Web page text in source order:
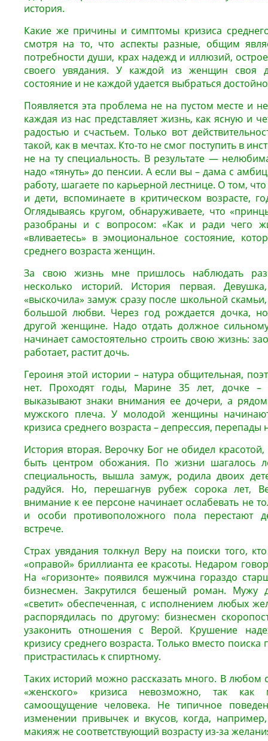
история.
Какие же причины и симптомы кризиса
смотря на то, что аспекты разные, общим
потребности души, крах надежд и иллюзий,
своего увядания. У каждой из женщин своя
состояние и не каждой удается выбраться
Появляется эта проблема не на пустом месте и
каждая из нас представляет жизнь, как ясную и
радостью и счастьем. Только вот
такой, как в мечтах. Кто-то не смог поступить в
не на ту специальность. В результате —
надо «тянуть» до пенсии. А если вы – дама с
работу, шагаете по карьерной лестнице. О том,
и дети, вспоминаете в критическом возрасте,
Оглядываясь кругом, обнаруживаете, что
разобраны и с вопросом: «Как и ради чего
«вливаетесь» в эмоциональное состояние,
среднего возраста женщин.
За свою жизнь мне пришлось наблюдать
несколько историй. История первая.
«выскочила» замуж сразу после школьной
большой любви. Через год рождается дочка,
другой женщине. Надо отдать должное
начинает самостоятельно строить свою жизнь:
работает, растит дочь.
Героиня этой истории – натура общительная,
нет. Проходят годы, Марине 35 лет, дочке
выказывают знаки внимания ее дочери, а
мужского плеча. У молодой женщины
кризиса среднего возраста – депрессия, перепады
История вторая. Верочку Бог не обидел
быть центром обожания. По жизни шагалось
специальность, вышла замуж, родила двоих
радуйся. Но, перешагнув рубеж сорока лет,
внимание к ее персоне начинает ослабевать не
и особи противоположного пола перестают
встрече.
Страх увядания толкнул Веру на поиски того,
«оправой» бриллианта ее красоты. Недаром
На «горизонте» появился мужчина гораздо
бизнесмен. Закрутился бешеный роман. Мужу
«светит» обеспеченная, с исполнением любых
распорядилась по другому: бизнесмен
узаконить отношения с Верой. Крушение
кризису среднего возраста. Только вместо поиска
пристрастилась к спиртному.
Таких историй можно рассказать много. В любом
«женского» кризиса невозможно, так как
самоощущение человека. Не типичное
изменении привычек и вкусов, когда,
макияж не соответствующий возрасту из-за